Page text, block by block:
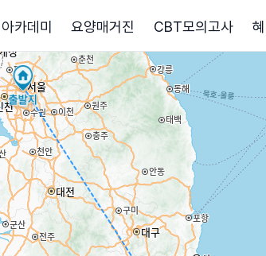
카데미 요양매거진 CBT모의고사